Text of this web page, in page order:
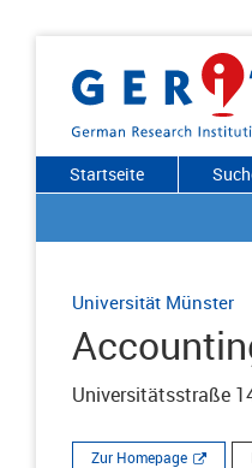
Startseite
Universität Münster
Universitätsstraße
Zur Homepage